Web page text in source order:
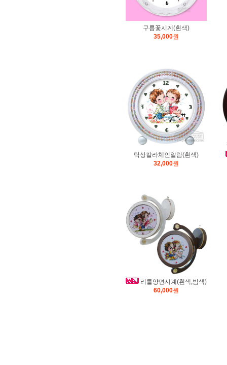
구름꽃시계(흰색)
35,000원
탁상칼라체인알람(흰색)
32,000원
리틀양면시계(흰색,밤색)
60,000원